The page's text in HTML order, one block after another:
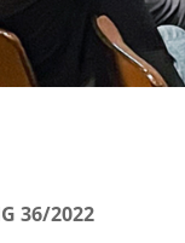
36/2022